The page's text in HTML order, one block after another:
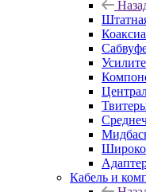
Кабель и